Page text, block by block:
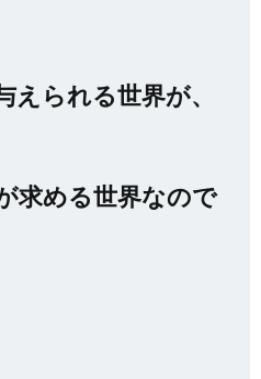
えられる世界が、
求める世界なので